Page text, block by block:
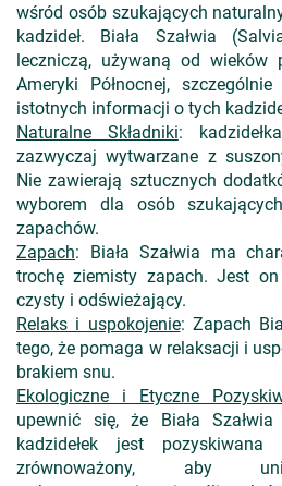
wśród osób szukających
kadzideł. Biała Szałwia
leczniczą, używaną od wieków
Ameryki Północnej,
istotnych informacji o tych
Naturalne Składniki:
zazwyczaj wytwarzane z
Nie zawierają sztucznych
wyborem dla osób
zapachów.
Zapach: Biała Szałwia ma
trochę ziemisty zapach. Jest
czysty i odświeżający.
Relaks i uspokojenie: Zapach
tego, że pomaga w relaksacji i
brakiem snu.
Ekologiczne i Etyczne
upewnić się, że Biała
kadzidełek jest
zrównoważony, aby